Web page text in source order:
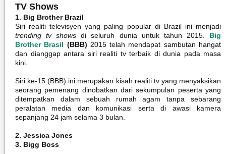
TV Shows
1. Big Brother Brazil
Siri realiti televisyen yang paling popular di Brazil ini menjadi
trending tv shows di seluruh dunia untuk tahun 2015. Big
Brother Brasil (BBB) 2015 telah mendapat sambutan hangat
dan dianggap antara siri realiti tv terbaik di dunia pada masa
kini.
Siri ke-15 (BBB) ini merupakan kisah realiti tv yang menyaksikan
seorang pemenang dinobatkan dari sekumpulan peserta yang
ditempatkan dalam sebuah rumah agam tanpa sebarang
peralatan media dan komunikasi serta di awasi kamera
sepanjang 24 jam selama 3 bulan.
2. Jessica Jones
3. Bigg Boss